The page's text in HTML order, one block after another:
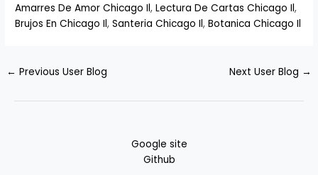
Amarres De Amor Chicago Il,Lectura De Cartas Chicago Il,
Brujos En Chicago Il,Santeria Chicago Il,Botanica Chicago Il
← Previous User Blog Next User Blog →
Google site
Github